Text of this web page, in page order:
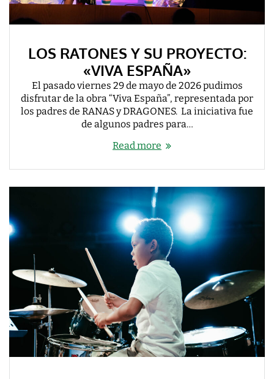
LOS RATONES Y SU PROYECTO:
«VIVA ESPAÑA»
El pasado viernes 29 de mayo de 2026 pudimos
disfrutar de la obra “Viva España”, representada por
los padres de RANAS y DRAGONES. La iniciativa fue
de algunos padres para…
Read more